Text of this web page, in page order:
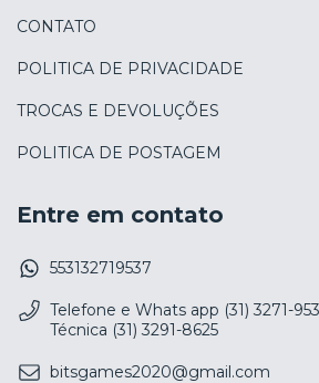
CONTATO
POLITICA DE PRIVACIDADE
TROCAS E DEVOLUÇÕES
POLITICA DE POSTAGEM
Entre em contato
553132719537
Telefone e Whats app (31) 3271-
Técnica (31) 3291-8625
bitsgames2020@gmail.com